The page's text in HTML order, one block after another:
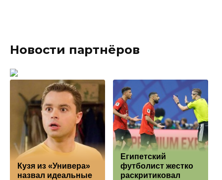
Новости партнёров
Кузя из «Универа»
назвал идеальные
Египетский
футболист жестко
раскритиковал